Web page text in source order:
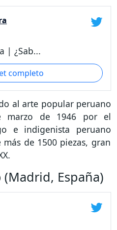
| ¿Sab...
completo
al arte popular peruano
de 1946 por el
e indigenista peruano
más de 1500 piezas, gran
España)